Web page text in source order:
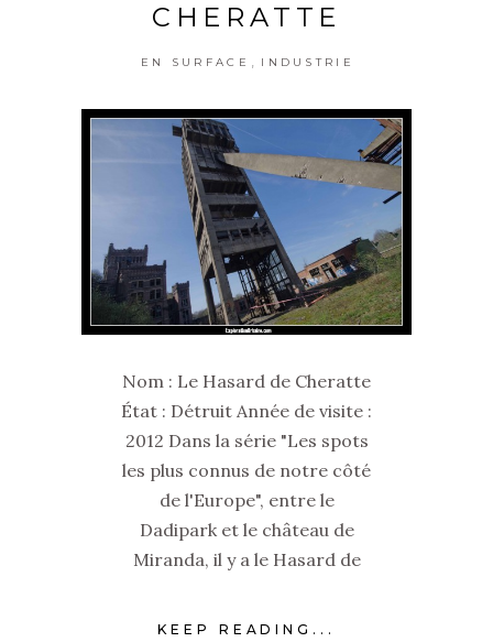
CHERATTE
EN SURFACE INDUSTRIE
Nom : Le Hasard de Cheratte
État : Détruit Année de visite :
2012 Dans la série "Les spots
les plus connus de notre côté
de l'Europe", entre le
Dadipark et le château de
Miranda, il y a le Hasard de
KEEP READING...